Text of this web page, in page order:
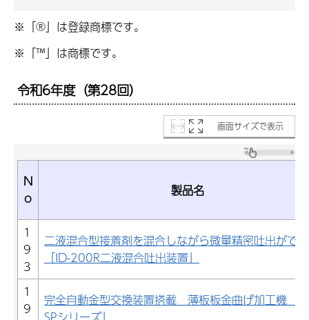
※「®」は登録商標です。
※「™」は商標です。
令和6年度（第28回）
画面サイズで表示
N
o
製品名
1
9
3
二液混合型接着剤を混合しながら微量精密吐出がで
「ID-200R二液混合吐出装置」
1
9
完全自動金型交換装置搭載 薄板板金曲げ加工機 「